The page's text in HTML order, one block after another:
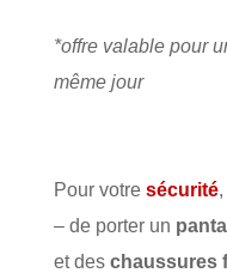
*offre valable pour
même jour
Pour votre sécurité,
– de porter un
et des chaussures